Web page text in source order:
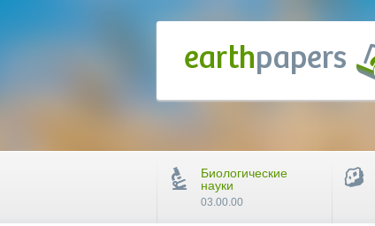
Биологические
науки
03.00.00